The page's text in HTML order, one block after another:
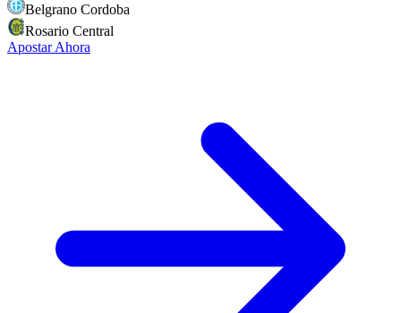
Belgrano Cordoba
Rosario Central
Apostar Ahora